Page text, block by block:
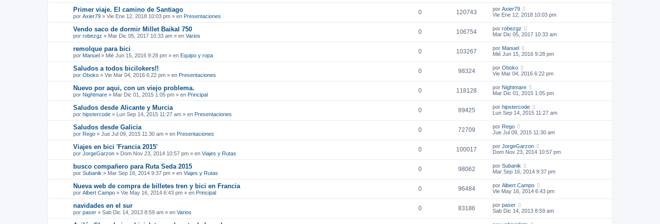
Primer viaje. El camino de Santiago
por Axier79 » Vie Ene 12, 2018 10:03 pm » en Presentaciones
0 120743 por Axier79
Vie Ene 12, 2018 10:03 pm
Vendo saco de dormir Millet Baikal 750
por robezgz » Mar Dic 05, 2017 10:33 am » en Varios
0 106754 por robezgz
Mar Dic 05, 2017 10:33 am
remolque para bici
por Manuel » Mié Jun 15, 2016 9:28 pm » en Equipo y ropa
0 103267 por Manuel
Mié Jun 15, 2016 9:28 pm
Saludos a todos bicilokers!!
por Oboko » Vie Mar 04, 2016 6:22 pm » en Presentaciones
0 98324 por Oboko
Vie Mar 04, 2016 6:22 pm
Nuevo por aqui, con un viejo problema.
por Nightmare » Mar Dic 01, 2015 1:05 pm » en Principal
0 118128 por Nightmare
Mar Dic 01, 2015 1:05 pm
Saludos desde Alicante y Murcia
por hipstercode » Lun Sep 14, 2015 11:27 am » en Presentaciones
0 89425 por hipstercode
Lun Sep 14, 2015 11:27 am
Saludos desde Galicia
por Rego » Jue Jul 09, 2015 11:30 am » en Presentaciones
0 72709 por Rego
Jue Jul 09, 2015 11:30 am
Viajes en bici 'Francia 2015'
por JorgeGarzon » Dom Nov 23, 2014 10:57 pm » en Viajes y Rutas
0 100017 por JorgeGarzon
Dom Nov 23, 2014 10:57 pm
busco compañero para Ruta Seda 2015
por Subanik » Mar Sep 16, 2014 9:37 pm » en Viajes y Rutas
0 98062 por Subanik
Mar Sep 16, 2014 9:37 pm
Nueva web de compra de billetes tren y bici en Francia
por Albert Campo » Vie May 16, 2014 6:43 pm » en Principal
0 96484 por Albert Campo
Vie May 16, 2014 6:43 pm
navidades en el sur
por paser » Sab Dic 14, 2013 8:59 am » en Varios
0 83186 por paser
Sab Dic 14, 2013 8:59 am